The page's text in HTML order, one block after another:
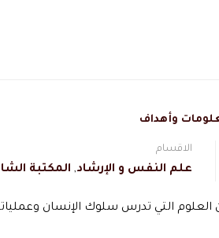
وأهداف
الاقسام
علم النفس و الإرشاد, المكتبة
التي تدرس سلوك الإنسان